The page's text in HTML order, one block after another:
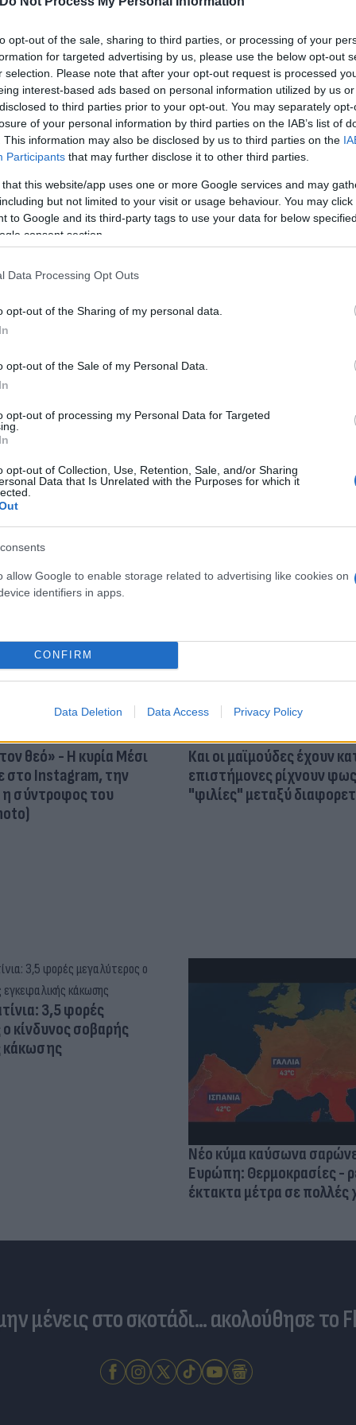
opt-out of the sale, sharing to third parties, or processing of your
for targeted advertising by us, please use the below opt-out
selection. Please note that after your opt-out request is processed
interest-based ads based on personal information utilized by us
to third parties prior to your opt-out. You may separately
of your personal information by third parties on the IAB’s list of
This information may also be disclosed by us to third parties on the
Participants that may further disclose it to other third parties.
that this website/app uses one or more Google services and may
but not limited to your visit or usage behaviour. You may
to Google and its third-party tags to use your data for below
consent section.
Data Processing Opt Outs
opt-out of the Sharing of my personal data.
opt-out of the Sale of my Personal Data.
opt-out of processing my Personal Data for Targeted
opt-out of Collection, Use, Retention, Sale, and/or Sharing
Data that Is Unrelated with the Purposes for which it
allow Google to enable storage related to advertising like cookies on
identifiers in apps.
CONFIRM
Data Deletion Data Access Privacy Policy
από το κοινό στην κατάμεστη Επίδαυρο
σε θαυμαστές που δεν είχαν να πληρώσουν
στο εκρηκτικό live - Ο σύντροφός της
τέσσερις ημέρες πριν από την πρεμιέρα της
και αναπτήρες πάνω στη σκηνή που
στο πατρικό - Φωτογραφίες που ήταν
κατά της Μαρίνας Σάττι - «Μου φέρθηκαν με
Social Media Instagram
θεό» - Η κυρία Μέσι
στο Instagram, την
η σύντροφος του
Και οι μαϊμούδες έχουν
επιστήμονες ρίχνουν
"φιλίες" μεταξύ
3,5 φορές
κίνδυνος σοβαρής
κάκωσης
Νέο κύμα καύσωνα
Ευρώπη: Θερμοκρασίες -
έκτακτα μέτρα σε πολλές
μένεις στο σκοτάδι... ακολούθησε το